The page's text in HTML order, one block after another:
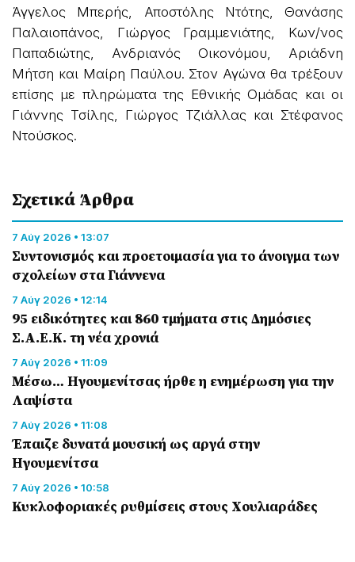
Άγγελος Μπερής, Αποστόλης Ντότης, Θανάσης
Παλαιοπάνος, Γιώργος Γραμμενιάτης, Κων/νος
Παπαδιώτης, Ανδριανός Οικονόμου, Αριάδνη
Μήτση και Μαίρη Παύλου. Στον Αγώνα θα τρέξουν
επίσης με πληρώματα της Εθνικής Ομάδας και οι
Γιάννης Τσίλης, Γιώργος Τζιάλλας και Στέφανος
Ντούσκος.
Σχετικά Άρθρα
7 Αύγ 2026 • 13:07
Συντονισμός και προετοιμασία για το άνοιγμα των
σχολείων στα Γιάννενα
7 Αύγ 2026 • 12:14
95 ειδικότητες και 860 τμήματα στις Δημόσιες
Σ.Α.Ε.Κ. τη νέα χρονιά
7 Αύγ 2026 • 11:09
Μέσω… Ηγουμενίτσας ήρθε η ενημέρωση για την
Λαψίστα
7 Αύγ 2026 • 11:08
Έπαιζε δυνατά μουσική ως αργά στην
Ηγουμενίτσα
7 Αύγ 2026 • 10:58
Κυκλοφοριακές ρυθμίσεις στους Χουλιαράδες